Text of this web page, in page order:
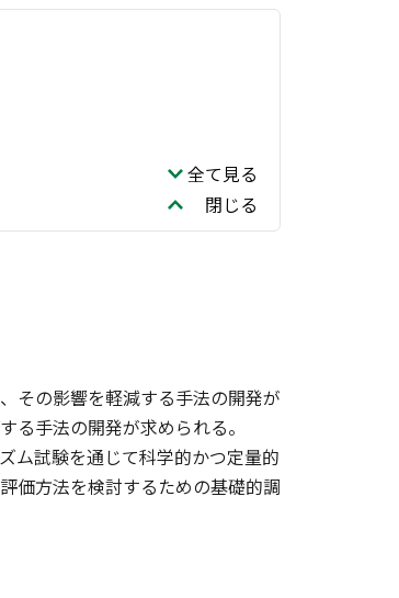
全て見る
閉じる
その影響を軽減する手法の開発が
手法の開発が求められる。
ム試験を通じて科学的かつ定量的
価方法を検討するための基礎的調